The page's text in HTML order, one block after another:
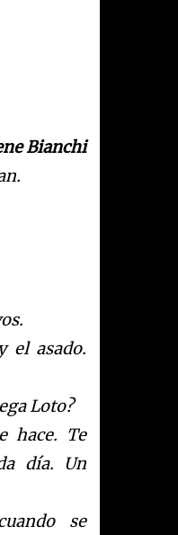
Bianchi
n.
el asado.
Loto?
hace. Te
día. Un
se